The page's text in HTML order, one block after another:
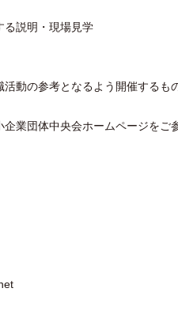
る説明・現場見学
動の参考となるよう開催するも
業団体中央会ホームページをご